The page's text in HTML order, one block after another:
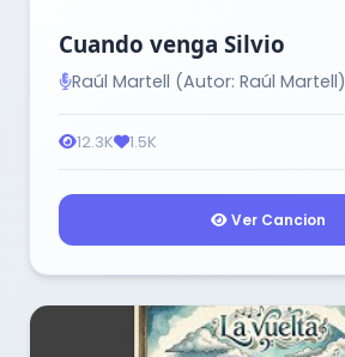
Cuando venga Silvio
Raúl Martell (Autor: Raúl Martell)
12.3K 1.5K
Ver Cancion